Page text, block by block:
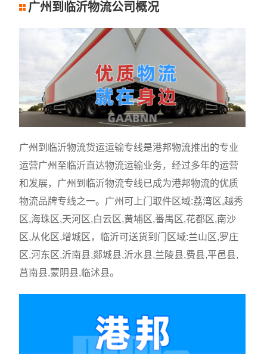
广州到临沂物流公司概况
广州到临沂物流货运运输专线是港邦物流推出的专业
运营广州至临沂直达物流运输业务，经过多年的运营
和发展，广州到临沂物流专线已成为港邦物流的优质
物流品牌专线之一。广州可上门取件区域:荔湾区,越秀
区,海珠区,天河区,白云区,黄埔区,番禺区,花都区,南沙
区,从化区,增城区，临沂可送货到门区域:兰山区,罗庄
区,河东区,沂南县,郯城县,沂水县,兰陵县,费县,平邑县,
莒南县,蒙阴县,临沭县。